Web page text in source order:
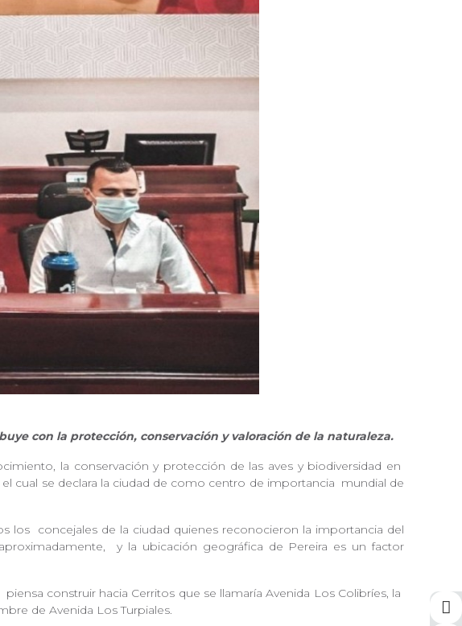
con la protección, conservación y valoración de la naturaleza.
la conservación y protección de las aves y biodiversidad en
el cual se declara la ciudad de como centro de importancia mundial de
los
concejales de la ciudad quienes reconocieron la importancia del
y la ubicación geográfica de Pereira es un factor
piensa construir hacia Cerritos que se llamaría Avenida Los Colibríes, la
de Avenida Los Turpiales.